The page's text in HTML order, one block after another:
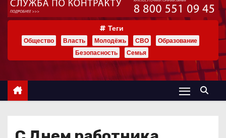
ж
Теги
Общество Власть Молодёжь СВО
Образование
Безопасность
Семья